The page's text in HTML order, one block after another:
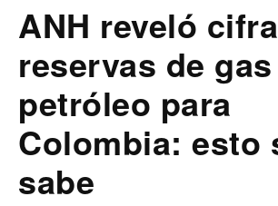
ANH reveló
reservas de
petróleo para
Colombia: esto
sabe